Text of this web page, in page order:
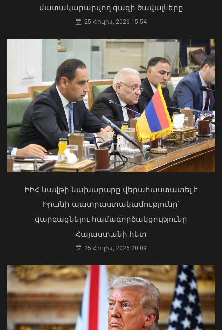
Վայոց ձորի մարզում հրազենի
գործադրմամբ հանցագործություններ
չեն գրանցվել. ՆԳ նախարարն
ամփոփել է 2026-ի առաջին
կիսամյակի աշխատանքը
07 Օգոստոս, 2026 10:35
տրանսպորտային միջոցների
մաքսատուրքի արտոնության
քվոտայի մնացորդը օգոստոսի 6-ի
դրությամբ
07 Օգոստոս, 2026 10:33
«Ուժեղ Հայաստան»-ը դեմ է
քվեարկելու ԱԺ նախագահի
պաշտոնում Ռուբեն Ռուբինյանի
03 Օգոստոս, 2026 13:13
մատակարարվող գազի ծավալները
25 Հուլիս, 2026 15:54
ԻԻՀ նավթի նախարարը վերահաստատել է
Իրանի պատրաստակամությունը՝
զարգացնելու համագործակցությունը
Հայաստանի հետ
25 Հուլիս, 2026 20:09